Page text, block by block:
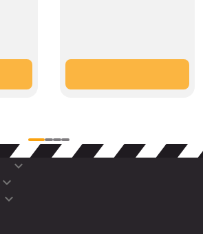
keyboard_arrow_down
keyboard_arrow_down
keyboard_arrow_down